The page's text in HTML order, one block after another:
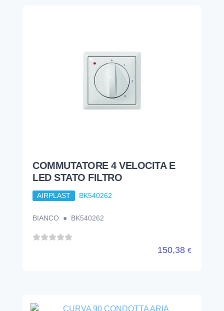
COMMUTATORE 4 VELOCITA E
LED STATO FILTRO
AIRPLAST BK540262
BIANCO ● BK540262
150,38 €